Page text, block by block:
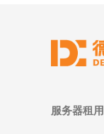
服务器租用